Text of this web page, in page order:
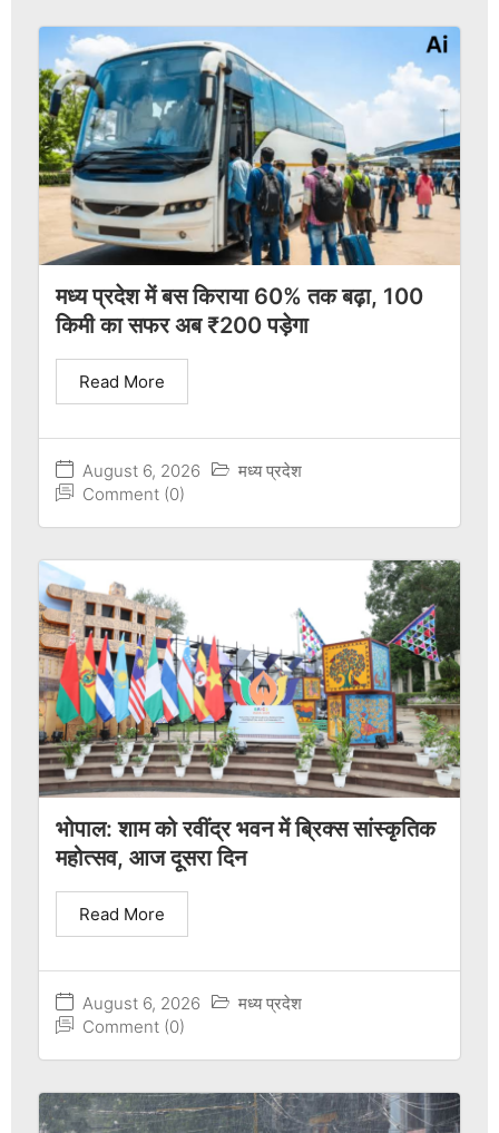
मध्य प्रदेश में बस किराया 60% तक बढ़ा, 100
किमी का सफर अब ₹200 पड़ेगा
August 6, 2026
मध्य प्रदेश
Comment (0)
Read More
भोपाल: शाम को रवींद्र भवन में ब्रिक्स सांस्कृतिक
महोत्सव, आज दूसरा दिन
August 6, 2026
मध्य प्रदेश
Comment (0)
Read More